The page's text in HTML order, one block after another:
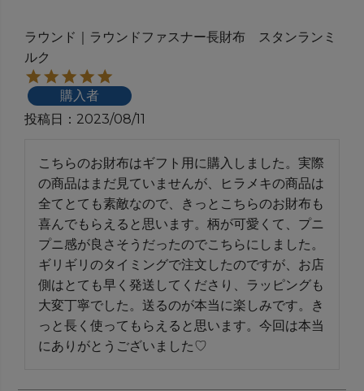
ラウンド｜ラウンドファスナー長財布 スタンランミ
ルク
購入者
投稿日
2023/08/11
こちらのお財布はギフト用に購入しました。実際
の商品はまだ見ていませんが、ヒラメキの商品は
全てとても素敵なので、きっとこちらのお財布も
喜んでもらえると思います。柄が可愛くて、プニ
プニ感が良さそうだったのでこちらにしました。
ギリギリのタイミングで注文したのですが、お店
側はとても早く発送してくださり、ラッピングも
大変丁寧でした。送るのが本当に楽しみです。き
っと長く使ってもらえると思います。今回は本当
にありがとうございました♡